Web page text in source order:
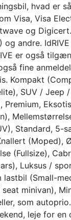
hvad er
Visa, Visa
og
og andre.
er også
fine
Kompakt
SUV / Jeep
Standard, 5-
(Moped),
(Fullsize),
Luksus /
(Small-
minivan),
som
leje for en